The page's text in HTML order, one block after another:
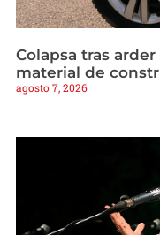
Colapsa tras
material de
agosto 7, 2026